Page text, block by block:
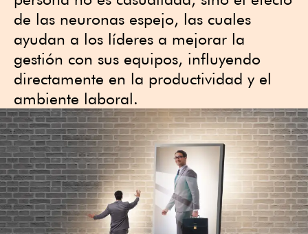
de las neuronas espejo, las cuales
ayudan a los líderes a mejorar la
gestión con sus equipos, influyendo
directamente en la productividad y el
ambiente laboral.